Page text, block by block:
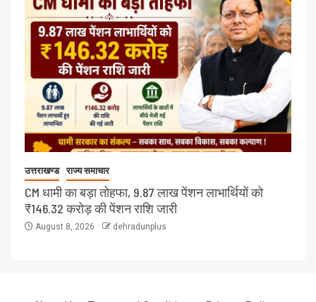
उत्तराखण्ड राज्य समाचार
CM धामी का बड़ा तोहफा, 9.87 लाख पेंशन लाभार्थियों को
₹146.32 करोड़ की पेंशन राशि जारी
August 8, 2026 dehradunplus